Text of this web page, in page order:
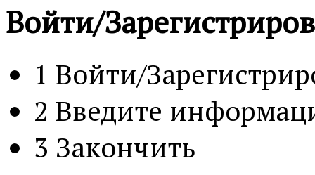
Войти/
1 Войти/
2 Введите
3 Закончить